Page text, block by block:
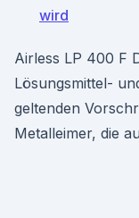
wird
Airless LP 400 F
Lösungsmittel-
geltenden
Metalleimer, die